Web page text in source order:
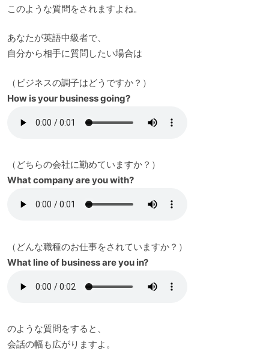
このような質問をされますよね。
あなたが英語中級者で、
自分から相手に質問したい場合は
（ビジネスの調子はどうですか？）
How is your business going?
（どちらの会社に勤めていますか？）
What company are you with?
（どんな職種のお仕事をされていますか？）
What line of business are you in?
のような質問をすると、
会話の幅も広がりますよ。